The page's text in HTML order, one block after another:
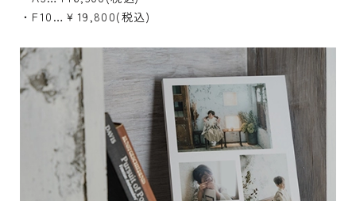
・F10…￥19,800(税込)